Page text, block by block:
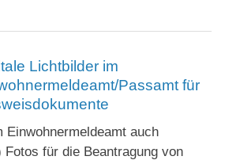
Lichtbilder im
Passamt für
Einwohnermeldeamt auch
Fotos für die Beantragung von